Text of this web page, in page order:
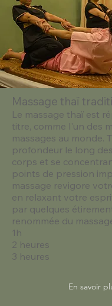
Massage thaï
Le massage thaï est
titre, comme l'un des
massages au monde.
profondeur le long
corps et se
points de pression
massage revigore
en relaxant votre
par quelques
renommée du
1h
2 heures
3 heures
En savoir